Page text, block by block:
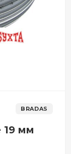
BRADAS
19 мм